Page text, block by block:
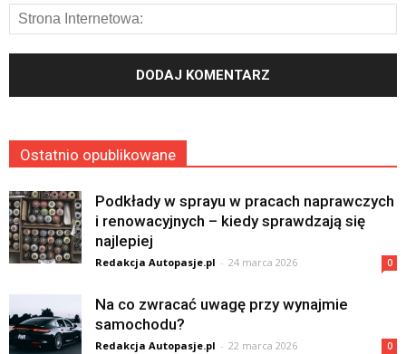
Ostatnio opublikowane
Podkłady w sprayu w pracach naprawczych
i renowacyjnych – kiedy sprawdzają się
najlepiej
Redakcja Autopasje.pl - 24 marca 2026 0
Na co zwracać uwagę przy wynajmie
samochodu?
Redakcja Autopasje.pl - 22 marca 2026 0